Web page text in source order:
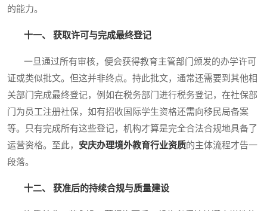
的能力。
十一、 获取许可与完成最终登记
一旦通过所有审核，便会获得教育主管部门颁发的办学许可
证或类似批文。但这并非终点。持此批文，通常还需要到其他相
关部门完成最终登记，例如在税务部门进行税务登记，在社保部
门为员工注册社保，如有招收国际学生资格还需向移民局备案
等。只有完成所有这些登记，机构才算是完全合法合规地具备了
运营资格。至此， 安庆办理境外教育行业资质的主体流程才告一
段落。
十二、 获准后的持续合规与质量建设